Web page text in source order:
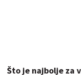
Što je najbolje za